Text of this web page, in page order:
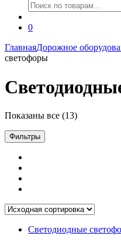
Искать:
0
ГлавнаяДорожное
светофоры
Показаны все (13)
Фильтры
Светодиодные